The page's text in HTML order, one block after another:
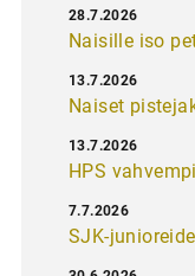
Naisille iso
28.7.2026
Naiset
13.7.2026
HPS
13.7.2026
SJK-
7.7.2026